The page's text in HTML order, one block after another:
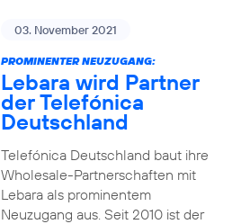
03. November 2021
PROMINENTER NEUZUGANG:
Lebara wird Partner
der Telefónica
Deutschland
Telefónica Deutschland baut ihre
Wholesale-Partnerschaften mit
Lebara als prominentem
Neuzugang aus. Seit 2010 ist der